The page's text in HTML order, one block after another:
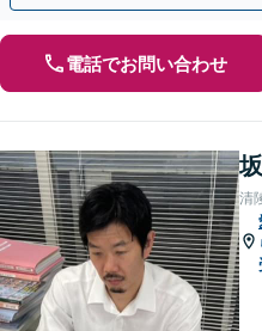
電話でお問い合わせ
清